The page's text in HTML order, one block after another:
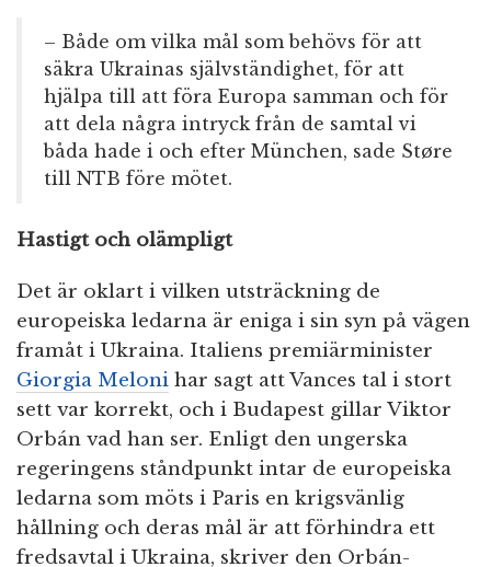
– Både om vilka mål som behövs för att
säkra Ukrainas självständighet, för att
hjälpa till att föra Europa samman och för
att dela några intryck från de samtal vi
båda hade i och efter München, sade Støre
till NTB före mötet.
Hastigt och olämpligt
Det är oklart i vilken utsträckning de
europeiska ledarna är eniga i sin syn på vägen
framåt i Ukraina. Italiens premiärminister
Giorgia Meloni har sagt att Vances tal i stort
sett var korrekt, och i Budapest gillar Viktor
Orbán vad han ser. Enligt den ungerska
regeringens ståndpunkt intar de europeiska
ledarna som möts i Paris en krigsvänlig
hållning och deras mål är att förhindra ett
fredsavtal i Ukraina, skriver den Orbán-